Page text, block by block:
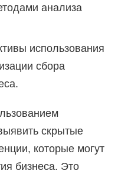
анализа
использования
сбора
скрытые
которые могут
бизнеса. Это